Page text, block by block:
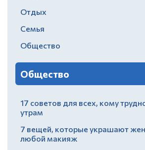
Отдых
Семья
Общество
Общество
17 советов для всех, кому
утрам
7 вещей, которые украшают
любой макияж